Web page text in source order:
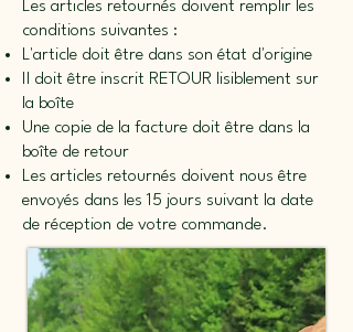
Les articles retournés doivent remplir les
conditions suivantes :
L'article doit être dans son état d'origine
Il doit être inscrit RETOUR lisiblement sur
la boîte
Une copie de la facture doit être dans la
boîte de retour
Les articles retournés doivent nous être
envoyés dans les 15 jours suivant la date
de réception de votre commande.